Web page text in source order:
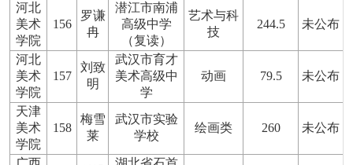
河北
美术
学院
156
罗谦
冉
潜江市南浦
高级中学
（复读）
艺术与科
技
244.5 未公布
河北
美术
学院
157
刘致
明
武汉市育才
美术高级中
学
动画 79.5 未公布
天津
美术
学院
158
梅雪
莱
武汉市实验
学校
绘画类 260 未公布